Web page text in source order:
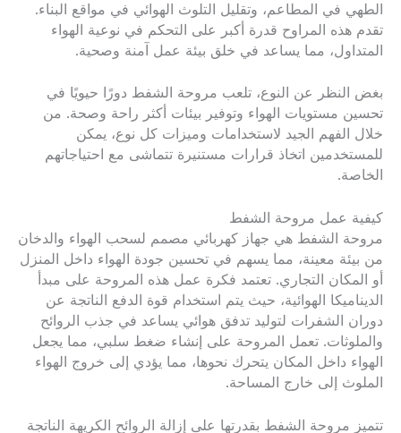
الطهي في المطاعم، وتقليل التلوث الهوائي في مواقع البناء.
تقدم هذه المراوح قدرة أكبر على التحكم في نوعية الهواء
المتداول، مما يساعد في خلق بيئة عمل آمنة وصحية.
بغض النظر عن النوع، تلعب مروحة الشفط دورًا حيويًا في
تحسين مستويات الهواء وتوفير بيئات أكثر راحة وصحة. من
خلال الفهم الجيد لاستخدامات وميزات كل نوع، يمكن
للمستخدمين اتخاذ قرارات مستنيرة تتماشى مع احتياجاتهم
الخاصة.
كيفية عمل مروحة الشفط
مروحة الشفط هي جهاز كهربائي مصمم لسحب الهواء والدخان
من بيئة معينة، مما يسهم في تحسين جودة الهواء داخل المنزل
أو المكان التجاري. تعتمد فكرة عمل هذه المروحة على مبدأ
الديناميكا الهوائية، حيث يتم استخدام قوة الدفع الناتجة عن
دوران الشفرات لتوليد تدفق هوائي يساعد في جذب الروائح
والملوثات. تعمل المروحة على إنشاء ضغط سلبي، مما يجعل
الهواء داخل المكان يتحرك نحوها، مما يؤدي إلى خروج الهواء
الملوث إلى خارج المساحة.
تتميز مروحة الشفط بقدرتها على إزالة الروائح الكريهة الناتجة